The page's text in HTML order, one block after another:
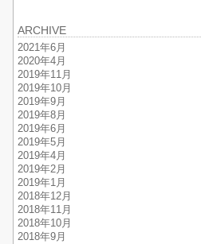
ARCHIVE
2021年6月
2020年4月
2019年11月
2019年10月
2019年9月
2019年8月
2019年6月
2019年5月
2019年4月
2019年2月
2019年1月
2018年12月
2018年11月
2018年10月
2018年9月